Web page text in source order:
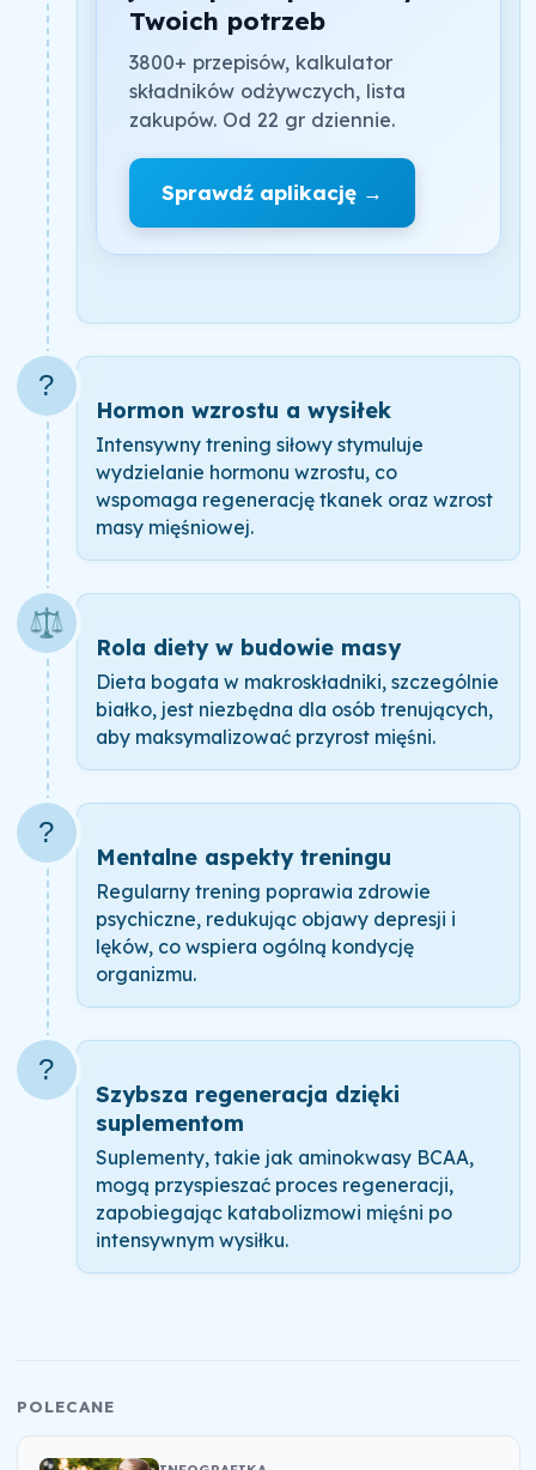
Twoich potrzeb
3800+ przepisów, kalkulator
składników odżywczych, lista
zakupów. Od 22 gr dziennie.
Sprawdź aplikację →
?
Hormon wzrostu a wysiłek
Intensywny trening siłowy stymuluje
wydzielanie hormonu wzrostu, co
wspomaga regenerację tkanek oraz wzrost
masy mięśniowej.
⚖️
Rola diety w budowie masy
Dieta bogata w makroskładniki, szczególnie
białko, jest niezbędna dla osób trenujących,
aby maksymalizować przyrost mięśni.
?
Mentalne aspekty treningu
Regularny trening poprawia zdrowie
psychiczne, redukując objawy depresji i
lęków, co wspiera ogólną kondycję
organizmu.
?
Szybsza regeneracja dzięki
suplementom
Suplementy, takie jak aminokwasy BCAA,
mogą przyspieszać proces regeneracji,
zapobiegając katabolizmowi mięśni po
intensywnym wysiłku.
POLECANE